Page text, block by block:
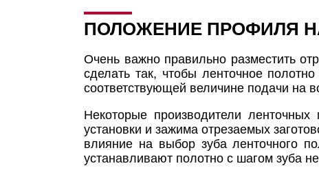
ПОЛОЖЕНИЕ ПРОФИЛЯ
Очень важно правильно разместить
сделать так, чтобы ленточное
соответствующей величине подачи на
Некоторые производители
установки и зажима отрезаемых
влияние на выбор зуба ленточного
устанавливают полотно с шагом зуба